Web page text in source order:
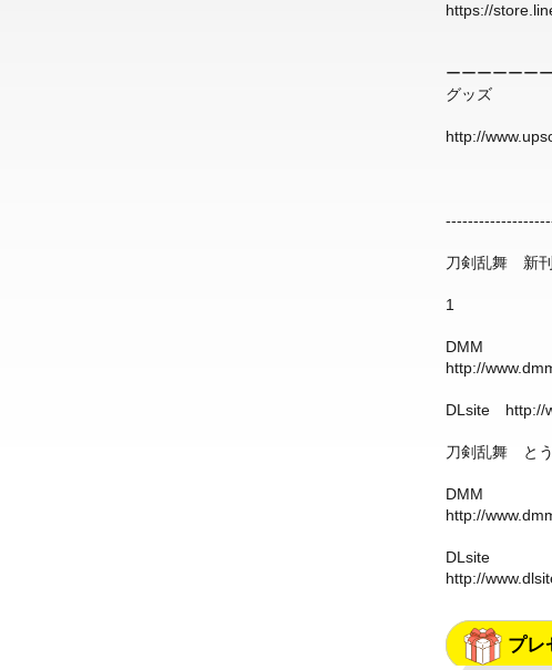
https://
ーーーーーー
グッズ
http://
刀剣乱舞 新
1
DMM
http://
DLsite http://
刀剣乱舞 と
DMM
http://
DLsite
http://
プレ